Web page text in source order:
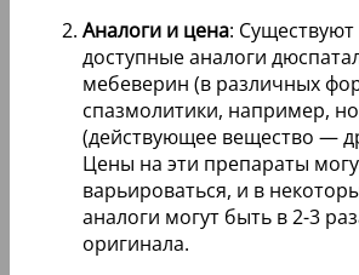
Аналоги и цена:
доступные аналоги
мебеверин (в различных
спазмолитики, например,
(действующее вещество —
Цены на эти препараты
варьироваться, и в
аналоги могут быть в 2-3
оригинала.